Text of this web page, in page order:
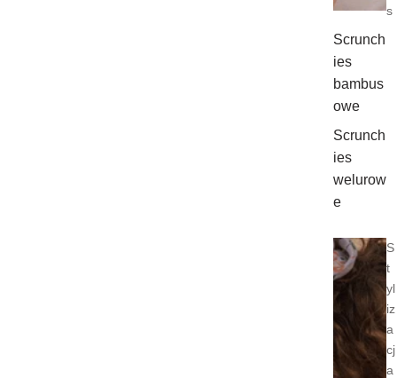
s
Scrunch
ies
bambus
owe
Scrunch
ies
welurow
e
S
t
yl
iz
a
cj
a